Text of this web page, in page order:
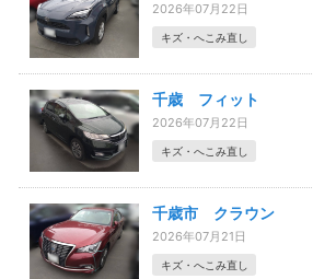
2026年07月22日
キズ・へこみ直し
千歳 フィット
2026年07月22日
キズ・へこみ直し
千歳市 クラウン
2026年07月21日
キズ・へこみ直し